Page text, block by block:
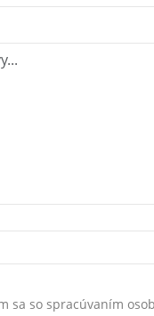
sa so spracúvaním